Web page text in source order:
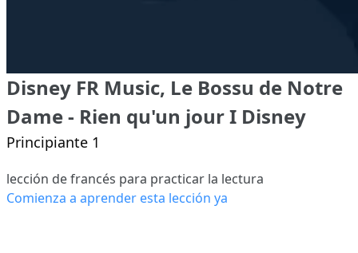
Disney FR Music, Le Bossu de Notre
Dame - Rien qu'un jour I Disney
Principiante 1
lección de francés para practicar la lectura
Comienza a aprender esta lección ya